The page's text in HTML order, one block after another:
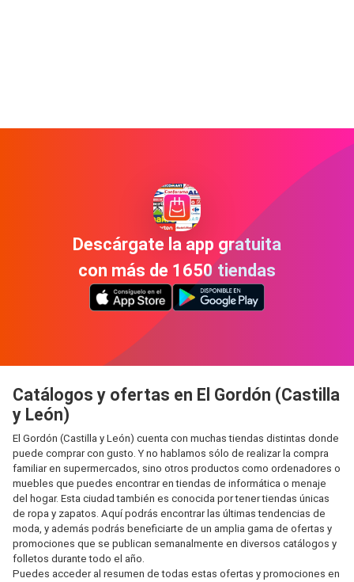
Descárgate la app gratuita
con más de 1650 tiendas
Catálogos y ofertas en El Gordón (Castilla
y León)
El Gordón (Castilla y León) cuenta con muchas tiendas distintas donde
puede comprar con gusto. Y no hablamos sólo de realizar la compra
familiar en supermercados, sino otros productos como ordenadores o
muebles que puedes encontrar en tiendas de informática o menaje
del hogar. Esta ciudad también es conocida por tener tiendas únicas
de ropa y zapatos. Aquí podrás encontrar las últimas tendencias de
moda, y además podrás beneficiarte de un amplia gama de ofertas y
promociones que se publican semanalmente en diversos catálogos y
folletos durante todo el año.
Puedes acceder al resumen de todas estas ofertas y promociones en